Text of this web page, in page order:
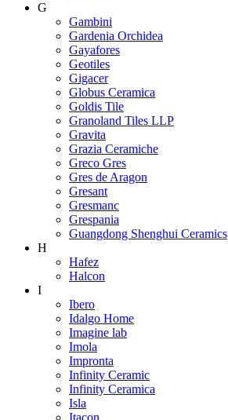
G
Gambini
Gardenia Orchidea
Gayafores
Geotiles
Gigacer
Globus Ceramica
Goldis Tile
Granoland Tiles LLP
Gravita
Grazia Ceramiche
Greco Gres
Gres de Aragon
Gresant
Gresmanc
Grespania
Guangdong Shenghui Ceramics
H
Hafez
Halcon
I
Ibero
Idalgo Home
Imagine lab
Imola
Impronta
Infinity Ceramic
Infinity Ceramica
Isla
Itacon